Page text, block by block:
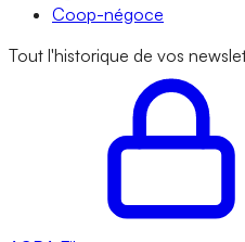
Coop-négoce
Tout l'historique de vos